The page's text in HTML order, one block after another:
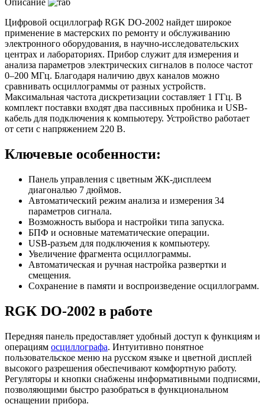
Цифровой осциллограф RGK DO-2002 найдет широкое
применение в мастерских по ремонту и обслуживанию
электронного оборудования, в научно-исследовательских
центрах и лабораториях. Прибор служит для измерения и
анализа параметров электрических сигналов в полосе частот
0–200 МГц. Благодаря наличию двух каналов можно
сравнивать осциллограммы от разных устройств.
Максимальная частота дискретизации составляет 1 ГГц. В
комплект поставки входят два пассивных пробника и USB-
кабель для подключения к компьютеру. Устройство работает
от сети с напряжением 220 В.
Ключевые особенности:
Панель управления с цветным ЖК-дисплеем
диагональю 7 дюймов.
Автоматический режим анализа и измерения 34
параметров сигнала.
Возможность выбора и настройки типа запуска.
БПФ и основные математические операции.
USB-разъем для подключения к компьютеру.
Увеличение фрагмента осциллограммы.
Автоматическая и ручная настройка развертки и
смещения.
Сохранение в памяти и воспроизведение осциллограмм.
RGK DO-2002 в работе
Передняя панель предоставляет удобный доступ к функциям и
операциям осциллографа. Интуитивно понятное
пользовательское меню на русском языке и цветной дисплей
высокого разрешения обеспечивают комфортную работу.
Регуляторы и кнопки снабжены информативными подписями,
позволяющими быстро разобраться в функциональном
оснащении прибора.